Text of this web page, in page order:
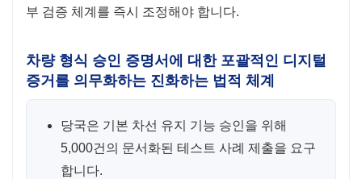
부 검증 체계를 즉시 조정해야 합니다.
차량 형식 승인 증명서에 대한 포괄적인 디지털
증거를 의무화하는 진화하는 법적 체계
당국은 기본 차선 유지 기능 승인을 위해
5,000건의 문서화된 테스트 사례 제출을 요구
합니다.